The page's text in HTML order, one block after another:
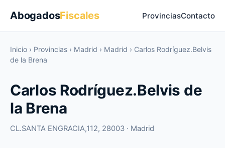
AbogadosFiscales ProvinciasContacto
Inicio › Provincias › Madrid › Madrid › Carlos Rodríguez.Belvis
de la Brena
Carlos Rodríguez.Belvis de
la Brena
CL.SANTA ENGRACIA,112, 28003 · Madrid